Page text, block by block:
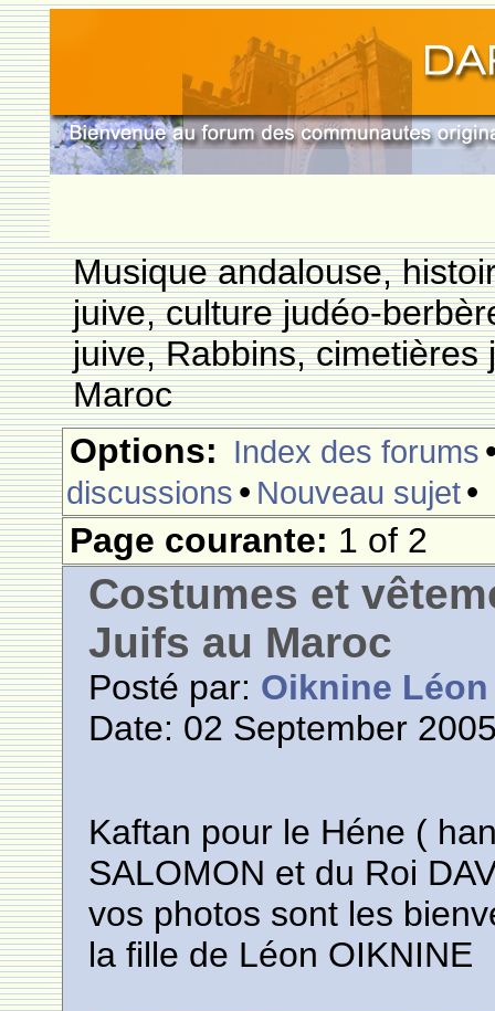
Musique andalouse,
juive, culture judéo-
juive, Rabbins,
Maroc
Options: Index des forums
discussions • Nouveau sujet•
Page courante: 1 of 2
Costumes et
Juifs au Maroc
Posté par: Oiknine Léon
Date: 02 September
Kaftan pour le Héne (
SALOMON et du Roi
vos photos sont les
la fille de Léon OIKNINE